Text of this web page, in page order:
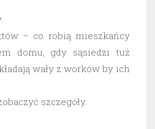
– co robią mieszkańcy
domu, gdy sąsiedzi tuż
wały z worków by ich
szczegóły.